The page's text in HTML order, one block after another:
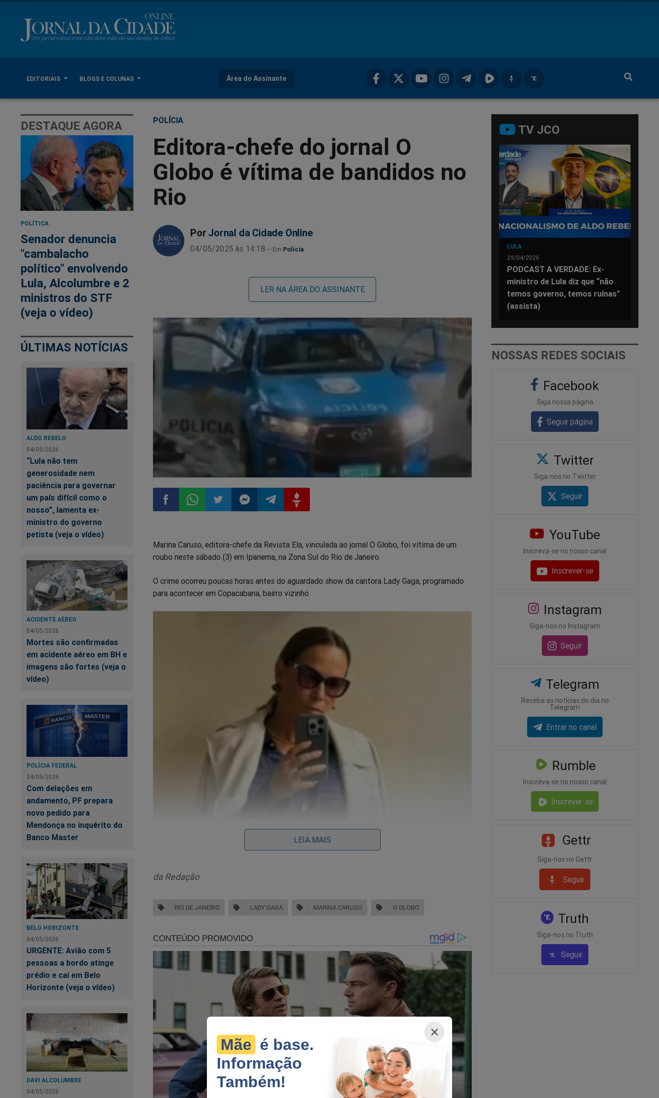
EDITORIAIS BLOGS E COLUNAS Área do Assinante
×
Mãe é base.
Informação
Também!
DESTAQUE AGORA
POLÍTICA
Senador denuncia
"cambalacho
político" envolvendo
Lula, Alcolumbre e 2
ministros do STF
(veja o vídeo)
ÚLTIMAS NOTÍCIAS
ALDO REBELO
04/05/2026
“Lula não tem
generosidade nem
paciência para governar
um país difícil como o
nosso”, lamenta ex-
ministro do governo
petista (veja o vídeo)
ACIDENTE AÉREO
04/05/2026
Mortes são confirmadas
em acidente aéreo em BH e
imagens são fortes (veja o
vídeo)
POLÍCIA FEDERAL
04/05/2026
Com delações em
andamento, PF prepara
novo pedido para
Mendonça no inquérito do
Banco Master
BELO HORIZONTE
04/05/2026
URGENTE: Avião com 5
pessoas a bordo atinge
prédio e cai em Belo
Horizonte (veja o vídeo)
DAVI ALCOLUMBRE
04/05/2026
POLÍCIA
Editora-chefe do jornal O
Globo é vítima de bandidos no
Rio
Por Jornal da Cidade Online
04/05/2025 às 14:18 Polícia
LER NA ÁREA DO ASSINANTE
no
no
no
no
no
no
Marina Caruso, editora-chefe da Revista Ela, vinculada ao jornal O Globo, foi vítima de um
roubo neste sábado (3) em Ipanema, na Zona Sul do Rio de Janeiro.
O crime ocorreu poucas horas antes do aguardado show da cantora Lady Gaga, programado
para acontecer em Copacabana, bairro vizinho.
Segundo relato publicado por Marina em suas redes sociais, dois indivíduos em uma
motocicleta subiram na calçada e levaram seu celular enquanto ela tentava localizar um
“Fui furtada. Dois caras em uma moto roubaram meu celular agora há
pouco, em Ipanema. Estou em contato com a Vivo, o banco e a Apple.
Falta avisar a Corona e os amigos que iam me levar ao show da Lady
Gaga. Estou bem. Mas irada”, escreveu ela.
Após o episódio, a jornalista aproveitou para alertar os fãs da artista norte-americana que se
dirigem ao evento gratuito na orla de Copacabana. Com o aumento da movimentação na
LEIA MAIS
da Redação
RIO DE JANEIRO LADY GAGA MARINA CARUSO O GLOBO
TV JCO
LULA
29/04/2026
PODCAST A VERDADE: Ex-
ministro de Lula diz que “não
temos governo, temos ruínas”
(assista)
NOSSAS REDES SOCIAIS
Facebook
Siga nossa página
Seguir página
Twitter
Siga-nos no Twitter
Seguir
YouTube
Inscreva-se no nosso canal
Inscrever-se
Instagram
Siga-nos no Instagram
Seguir
Telegram
Receba as notícias do dia no
Telegram
Entrar no canal
Rumble
Inscreva-se no nosso canal
Inscrever-se
Gettr
Siga-nos no Gettr
Seguir
Truth
Siga-nos no Truth
Seguir